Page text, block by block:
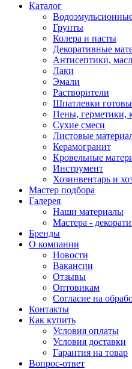
Каталог
Грунты
Колера и пасты
Декоративные
Антисептики,
Лаки
Эмали
Растворители
Шпатлевки
Пены, герметики,
Сухие смеси
Листовые
Керамогранит
Кровельные
Инструмент
Хозинвентарь и
Мастер подбора
Галерея
Наши материалы
Мастера -
Бренды
О компании
Новости
Вакансии
Отзывы
Оптовикам
Cогласие на
Контакты
Как купить
Условия оплаты
Условия доставки
Гарантия на товар
Вопрос-ответ